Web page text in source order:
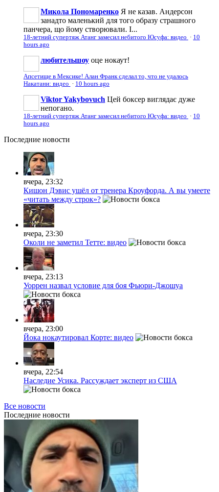
Микола Пономаренко Я не казав. Андерсон
занадто маленький для того образу страшного
панчера, що йому створювали. І...
18-летний супертяж Атанг замесил небитого Юсуфа: видео · 10
hours ago
любительшоу оце нокаут!
Апсетище в Мексике! Алан Франк сделал то, что не удалось
Накатани: видео · 10 hours ago
Viktor Yakybovuch Цей боксер виглядає дуже
непогано.
18-летний супертяж Атанг замесил небитого Юсуфа: видео · 10
hours ago
Последние новости
вчера, 23:32
Кишон Дэвис ушёл от тренера Кроуфорда. А вы умеете
«читать между строк»?
вчера, 23:30
Околи не заметил Тетте: видео
вчера, 23:13
Уоррен назвал условие для боя Фьюри-Джошуа
вчера, 23:00
Йока нокаутировал Корте: видео
вчера, 22:54
Наследие Усика. Рассуждает эксперт из США
Все новости
Последние новости